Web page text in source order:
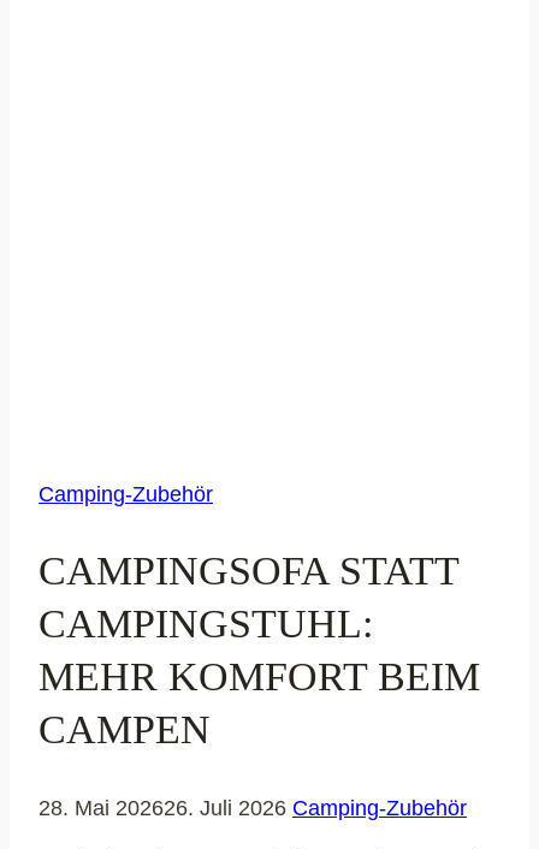
Camping-Zubehör
CAMPINGSOFA STATT
CAMPINGSTUHL:
MEHR KOMFORT BEIM
CAMPEN
28. Mai 202626. Juli 2026 Camping-Zubehör